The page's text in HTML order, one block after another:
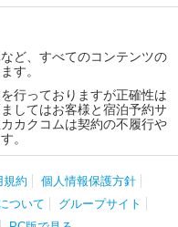
ど、すべてのコンテンツの
す。
行っておりますが正確性は
してはお客様と宿泊予約サ
カクコムは契約の不履行や
。
規約
個人情報保護方針
ついて
グループサイト